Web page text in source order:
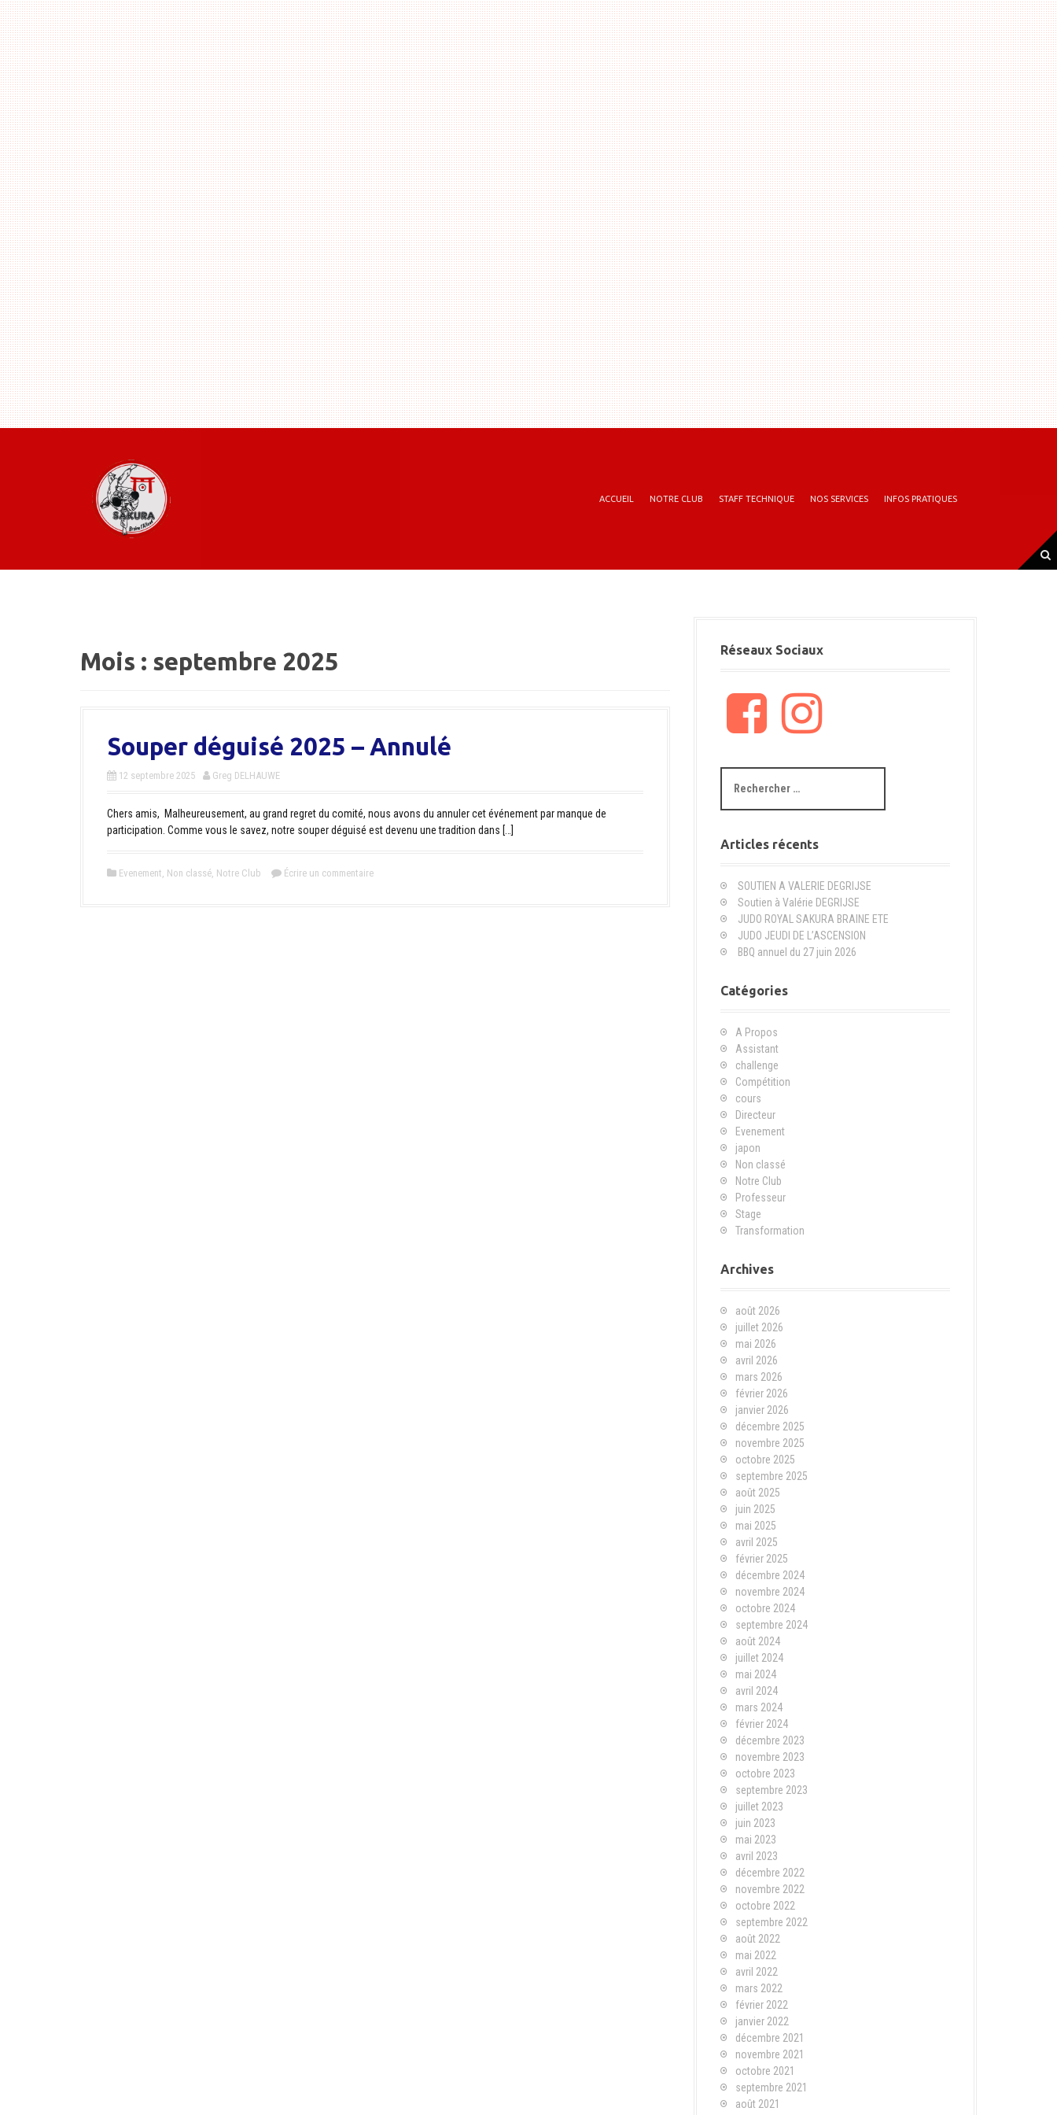
ACCUEIL NOTRE CLUB STAFF TECHNIQUE NOS SERVICES INFOS PRATIQUES
Mois : septembre 2025
Souper déguisé 2025 – Annulé
12 septembre 2025 Greg DELHAUWE
Chers amis, Malheureusement, au grand regret du comité, nous avons du annuler cet événement par manque de
participation. Comme vous le savez, notre souper déguisé est devenu une tradition dans […]
Evenement, Non classé, Notre Club Écrire un commentaire
Réseaux Sociaux
F
c
o
k
a
c
e
h
e
p
o
u
Articles récents
SOUTIEN A VALERIE DEGRIJSE
Soutien à Valérie DEGRIJSE
JUDO ROYAL SAKURA BRAINE ETE
JUDO JEUDI DE L’ASCENSION
BBQ annuel du 27 juin 2026
Catégories
A Propos
Assistant
challenge
Compétition
cours
Directeur
Evenement
japon
Non classé
Notre Club
Professeur
Stage
Transformation
Archives
août 2026
juillet 2026
mai 2026
avril 2026
mars 2026
février 2026
janvier 2026
décembre 2025
novembre 2025
octobre 2025
septembre 2025
août 2025
juin 2025
mai 2025
avril 2025
février 2025
décembre 2024
novembre 2024
octobre 2024
septembre 2024
août 2024
juillet 2024
mai 2024
avril 2024
mars 2024
février 2024
décembre 2023
novembre 2023
octobre 2023
septembre 2023
juillet 2023
juin 2023
mai 2023
avril 2023
décembre 2022
novembre 2022
octobre 2022
septembre 2022
août 2022
mai 2022
avril 2022
mars 2022
février 2022
janvier 2022
décembre 2021
novembre 2021
octobre 2021
septembre 2021
août 2021